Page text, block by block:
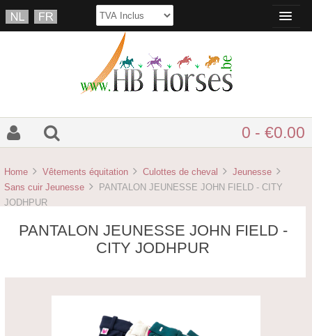
0 - €0.00
Home Vêtements équitation Culottes de cheval
Jeunesse
Sans cuir Jeunesse
PANTALON JEUNESSE JOHN FIELD - CITY
JODHPUR
PANTALON JEUNESSE JOHN FIELD -
CITY JODHPUR